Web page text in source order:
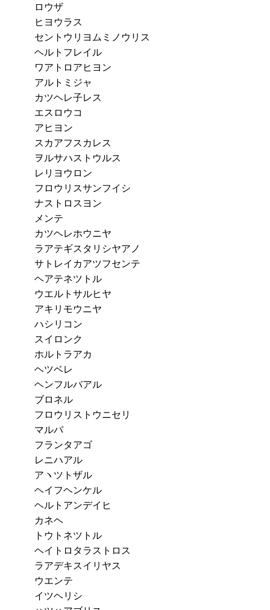
ロウザ
ヒヨウラス
セントウリヨムミノウリス
ヘルトフレイル
ワアトロアヒヨン
アルトミジャ
カツヘレ子レス
エスロウコ
アヒヨン
スカアフスカレス
ヲルサハストウルス
レリヨウロン
フロウリスサンフイシ
ナストロスヨン
メンテ
カツヘレホウニヤ
ラアテギスタリシヤアノ
サトレイカアツフセンテ
ヘアテネツトル
ウエルトサルヒヤ
アキリモウニヤ
ハシリコン
スイロンク
ホルトラアカ
ヘツベレ
ヘンフルバアル
ブロネル
フロウリストウニセリ
マルバ
フランタアゴ
レニハアル
アヽツトザル
ヘイフヘンケル
ヘルトアンデイヒ
カネヘ
トウトネツトル
ヘイトロタラストロス
ラアデキスイリヤス
ウエンテ
イツヘリシ